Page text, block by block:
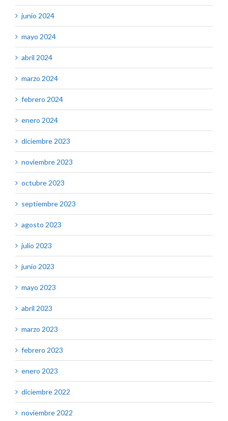
junio 2024
mayo 2024
abril 2024
marzo 2024
febrero 2024
enero 2024
diciembre 2023
noviembre 2023
octubre 2023
septiembre 2023
agosto 2023
julio 2023
junio 2023
mayo 2023
abril 2023
marzo 2023
febrero 2023
enero 2023
diciembre 2022
noviembre 2022